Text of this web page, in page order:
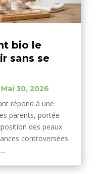
bio le
sans se
Mai 30, 2026
répond à une
parents, portée
des peaux
controversées